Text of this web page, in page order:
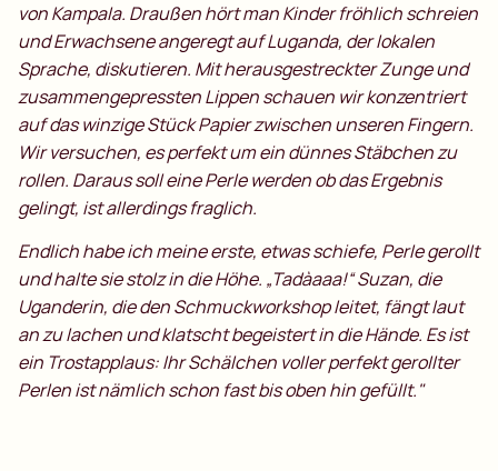
von Kampala. Draußen hört man Kinder fröhlich schreien
und Erwachsene angeregt auf Luganda, der lokalen
Sprache, diskutieren. Mit herausgestreckter Zunge und
zusammengepressten Lippen schauen wir konzentriert
auf das winzige Stück Papier zwischen unseren Fingern.
Wir versuchen, es perfekt um ein dünnes Stäbchen zu
rollen. Daraus soll eine Perle werden ob das Ergebnis
gelingt, ist allerdings fraglich.
Endlich habe ich meine erste, etwas schiefe, Perle gerollt
und halte sie stolz in die Höhe. „Tadàaaa!“ Suzan, die
Uganderin, die den Schmuckworkshop leitet, fängt laut
an zu lachen und klatscht begeistert in die Hände. Es ist
ein Trostapplaus: Ihr Schälchen voller perfekt gerollter
Perlen ist nämlich schon fast bis oben hin gefüllt."